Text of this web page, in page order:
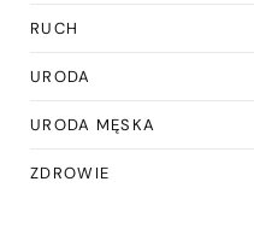
RUCH
URODA
URODA MĘSKA
ZDROWIE